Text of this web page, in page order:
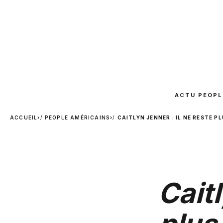
ACTU
ACCUEIL› PEOPLE AMÉRICAINS› CAITLYN JENNER : IL NE RESTE